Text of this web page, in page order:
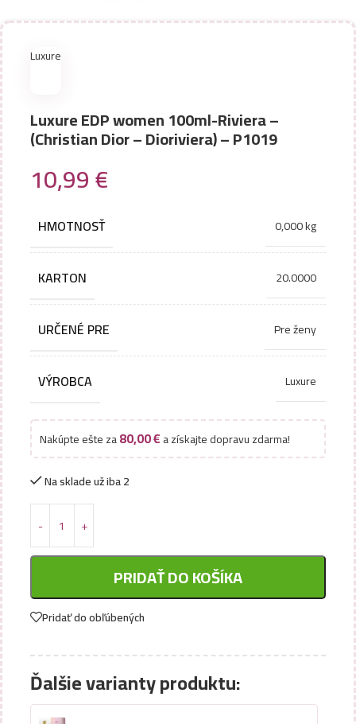
Luxure
Luxure EDP women 100ml-Riviera –
(Christian Dior – Dioriviera) – P1019
10,99€
HMOTNOSŤ 0,000 kg
KARTON 20.0000
URČENÉ PRE Pre ženy
VÝROBCA Luxure
Nakúpte ešte za80,00€a získajte dopravu zdarma!
Na sklade už iba 2
PRIDAŤ DO KOŠÍKA
Pridať do obľúbených
Ďalšie varianty produktu: